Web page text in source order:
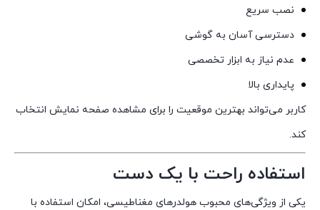
نصب سریع
دسترسی آسان به گوشی
عدم نیاز به ابزار تخصصی
پایداری بالا
کاربر می‌تواند بهترین موقعیت را برای مشاهده صفحه نمایش انتخاب
کند.
استفاده راحت با یک دست
یکی از ویژگی‌های محبوب هولدرهای مغناطیسی، امکان استفاده با